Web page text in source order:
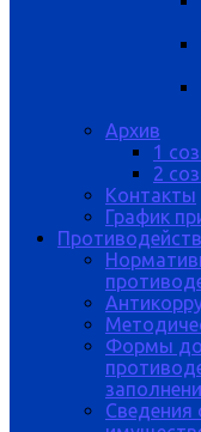
Архив
1
2
Контакты
График
Формы
Сведения